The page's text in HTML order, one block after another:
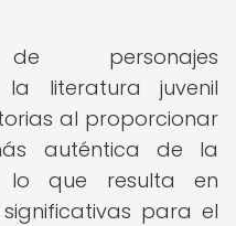
personajes
la literatura juvenil
al proporcionar
auténtica de la
lo que resulta en
para el